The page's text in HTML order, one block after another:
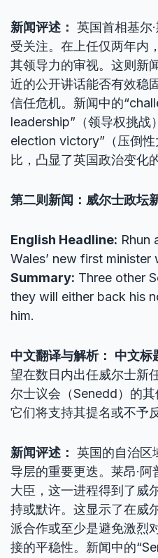
新闻评述： 英国首相基尔
受关注。在上任仅两年内
其领导力的审视。这则新
近的公开讲话能否有效稳
信任危机。新闻中的
leadership”（领导权挑战
election victory”（压倒
比，凸显了英国政治变化
第二则新闻：威尔士政坛
English Headline: Rhun
Wales’ new first minister
Summary: Three other
they will either back his
him.
中文翻译与解析： 中文标
望在数日内出任威尔士新
尔士议会（Senedd）的
它们将支持其提名或不予
新闻评述： 英国的自治区
导层的重要更迭。莱昂·
大臣，这一进程得到了威
持或默许。这显示了在威
派合作或至少是避免激烈
接的平稳性。新闻中的